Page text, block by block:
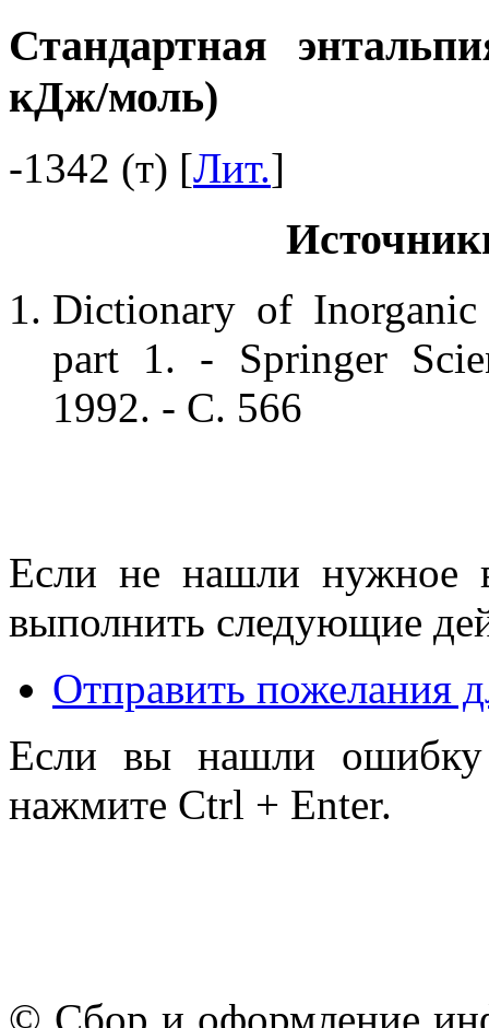
Стандартная
кДж/моль)
-1342 (т) [Лит.]
Dictionary of
part 1. - Springer
1992. - С. 566
Если не нашли нужное
выполнить следующие
Отправить пожелания
Если вы нашли ошибку
нажмите Ctrl + Enter.